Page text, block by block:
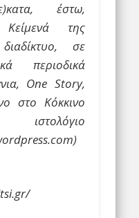
έστω,
Κείμενά της
σε
περιοδικά
One Story,
στο Κόκκινο
ιστολόγιο